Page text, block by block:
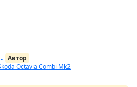
Автор
Octavia Combi Mk2